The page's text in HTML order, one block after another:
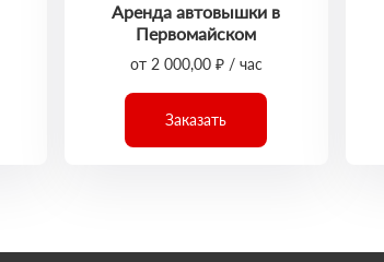
Аренда автовышки в
Первомайском
от 2 000,00 ₽ / час
Заказать